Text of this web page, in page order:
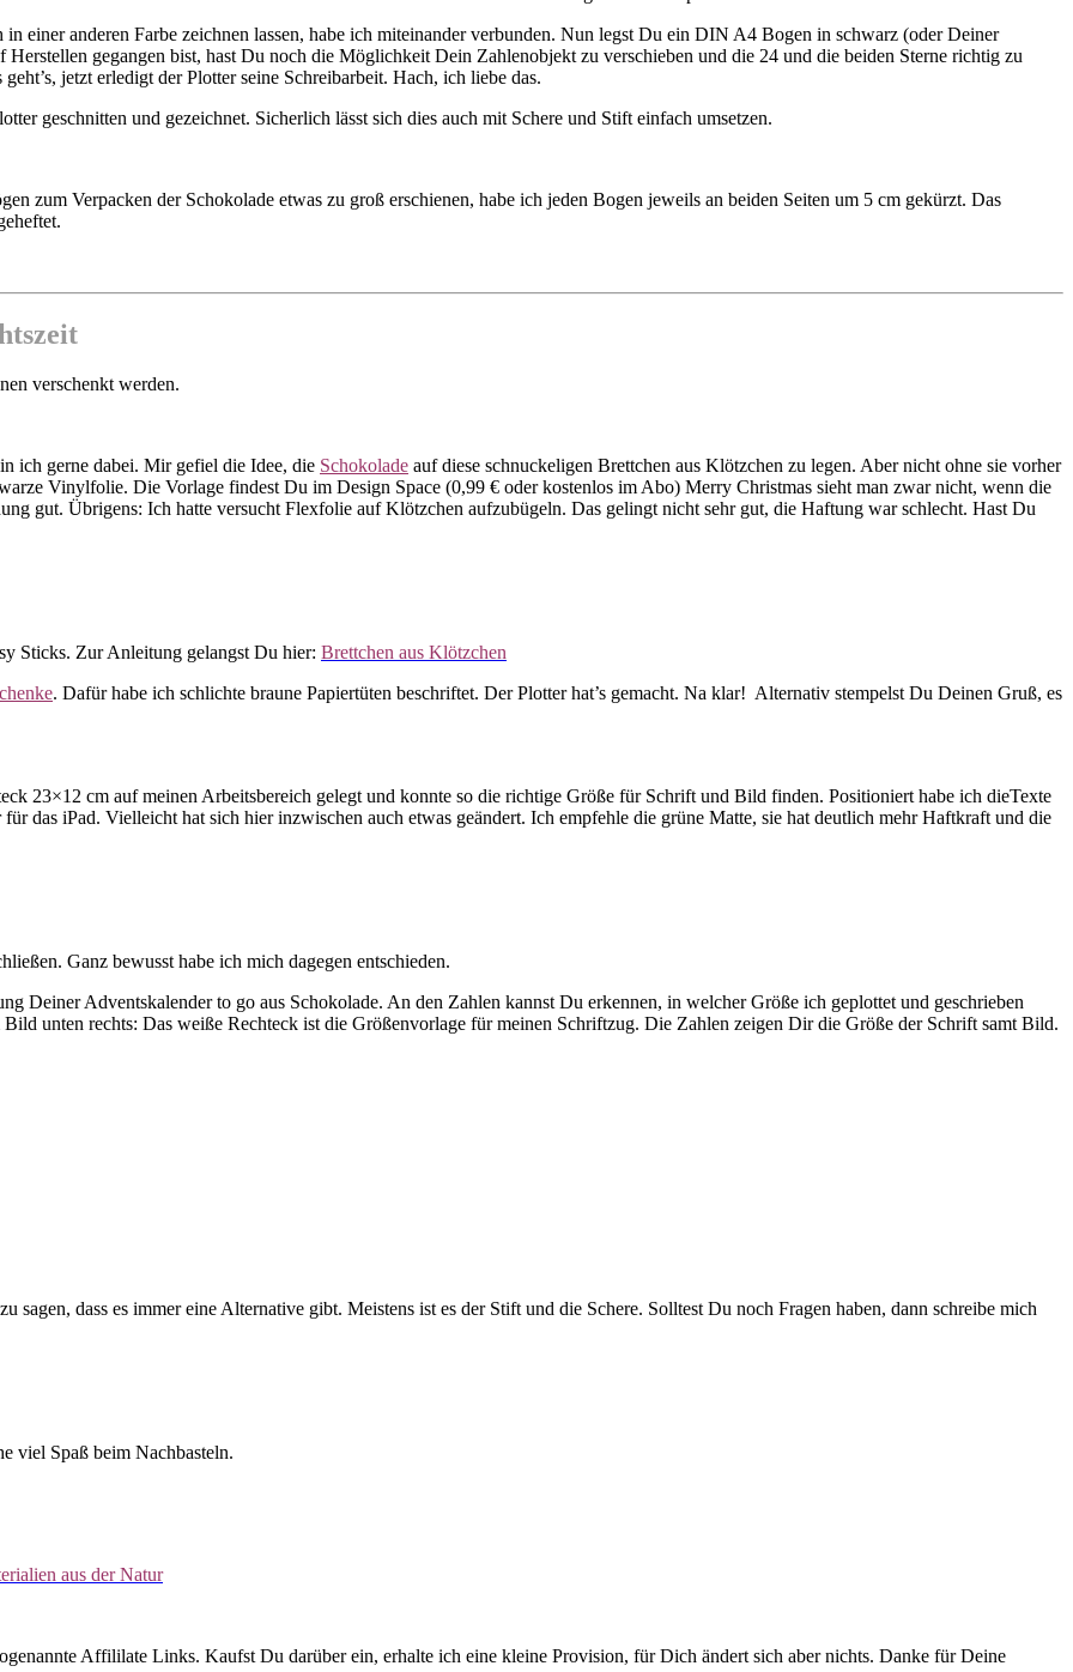
einer anderen Farbe zeichnen lassen, habe ich miteinander verbunden. Nun legst Du ein DIN A4 Bogen in schwarz (oder Deiner
gegangen bist, hast Du noch die Möglichkeit Dein Zahlenobjekt zu verschieben und die 24 und die beiden Sterne richtig zu
jetzt erledigt der Plotter seine Schreibarbeit. Hach, ich liebe das.
geschnitten und gezeichnet. Sicherlich lässt sich dies auch mit Schere und Stift einfach umsetzen.
zum Verpacken der Schokolade etwas zu groß erschienen, habe ich jeden Bogen jeweils an beiden Seiten um 5 cm gekürzt. Das
verschenkt werden.
ich gerne dabei. Mir gefiel die Idee, die Schokolade auf diese schnuckeligen Brettchen aus Klötzchen zu legen. Aber nicht ohne sie vorher
Vinylfolie. Die Vorlage findest Du im Design Space (0,99 € oder kostenlos im Abo) Merry Christmas sieht man zwar nicht, wenn die
gut. Übrigens: Ich hatte versucht Flexfolie auf Klötzchen aufzubügeln. Das gelingt nicht sehr gut, die Haftung war schlecht. Hast Du
Sticks. Zur Anleitung gelangst Du hier: Brettchen aus Klötzchen
. Dafür habe ich schlichte braune Papiertüten beschriftet. Der Plotter hat’s gemacht. Na klar! Alternativ stempelst Du Deinen Gruß, es
23×12 cm auf meinen Arbeitsbereich gelegt und konnte so die richtige Größe für Schrift und Bild finden. Positioniert habe ich dieTexte
das iPad. Vielleicht hat sich hier inzwischen auch etwas geändert. Ich empfehle die grüne Matte, sie hat deutlich mehr Haftkraft und die
Ganz bewusst habe ich mich dagegen entschieden.
Deiner Adventskalender to go aus Schokolade. An den Zahlen kannst Du erkennen, in welcher Größe ich geplottet und geschrieben
unten rechts: Das weiße Rechteck ist die Größenvorlage für meinen Schriftzug. Die Zahlen zeigen Dir die Größe der Schrift samt Bild.
dass es immer eine Alternative gibt. Meistens ist es der Stift und die Schere. Solltest Du noch Fragen haben, dann schreibe mich
viel Spaß beim Nachbasteln.
aus der Natur
Affililate Links. Kaufst Du darüber ein, erhalte ich eine kleine Provision, für Dich ändert sich aber nichts. Danke für Deine